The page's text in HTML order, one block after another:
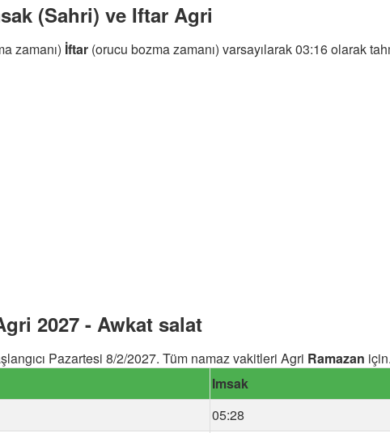
(Sahri) ve Iftar Agri
zamanı) İftar (orucu bozma zamanı) varsayılarak 03:16 olarak
2027 - Awkat salat
Pazartesi 8/2/2027. Tüm namaz vakitleri Agri Ramazan için.
Imsak
05:28